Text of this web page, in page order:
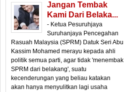
Jangan Tembak
Kami Dari Belaka...
- Ketua Pesuruhjaya
Suruhanjaya Pencegahan
Rasuah Malaysia (SPRM) Datuk Seri Abu
Kassim Mohamed merayu kepada ahli
politik semua parti, agar tidak 'menembak
SPRM dari belakang', suatu
kecenderungan yang beliau katakan
akan hanya menyulitkan lagi usaha